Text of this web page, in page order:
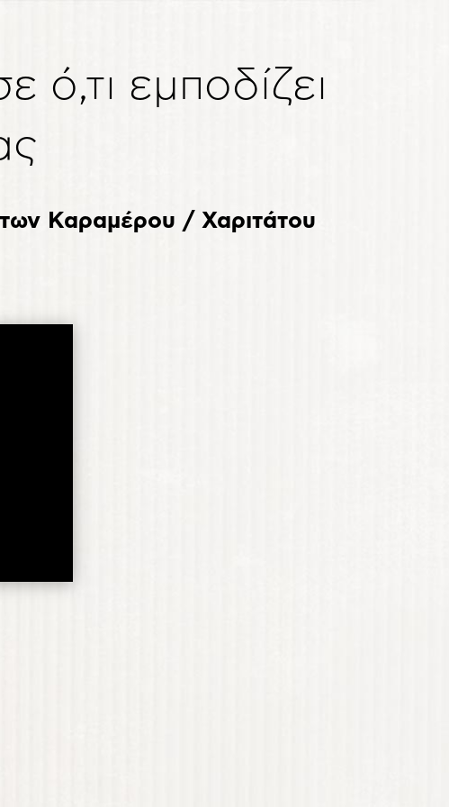
ό,τι εμποδίζει
Καραμέρου / Χαριτάτου